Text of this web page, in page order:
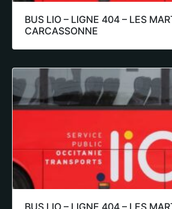
BUS LIO – LIGNE 404 – LES
CARCASSONNE